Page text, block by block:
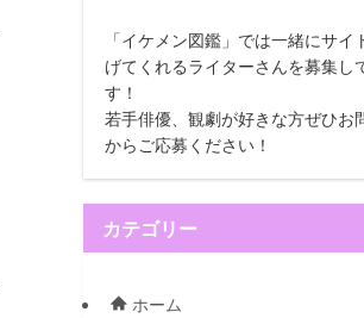
「イケメン図鑑」では一緒にサイ
げてくれるライターさんを募集し
す！
若手俳優、観劇が好きな方ぜひお
からご応募ください！
カテゴリー
ホーム